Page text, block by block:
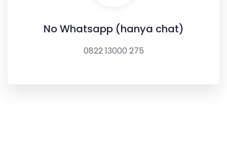
No Whatsapp (hanya chat)
0822 13000 275